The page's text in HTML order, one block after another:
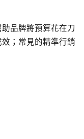
品牌將預算花在刀
；常見的精準行銷